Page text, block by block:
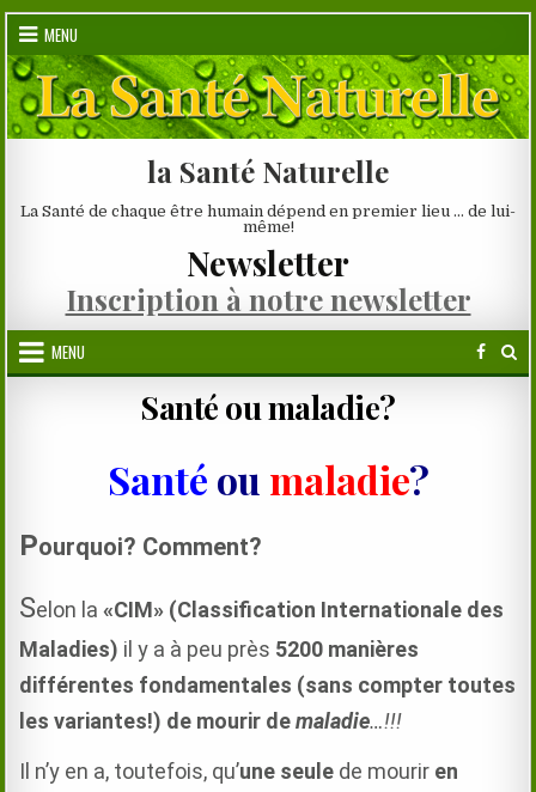
Skip
content
MENU
la Santé Naturelle
La Santé de chaque être humain dépend en premier lieu … de lui-
même!
Newsletter
Inscription à notre newsletter
MENU
Santé ou maladie?
Santé ou maladie?
Pourquoi? Comment?
Selon la«CIM» (Classification Internationale des
Maladies) il y a à peu près 5200 manières
différentes fondamentales (sans compter toutes
les variantes!) de mourir demaladie…!!!
Il n’y en a, toutefois, qu’une seule de mourir en